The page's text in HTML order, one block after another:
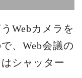
Webカメラを
、Web会議の
シャッター